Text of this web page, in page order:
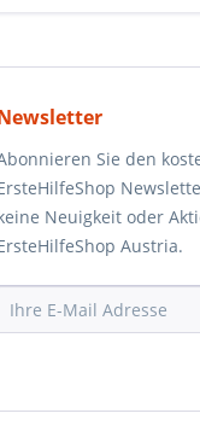
Sie den
Neuigkeit oder
Austria.